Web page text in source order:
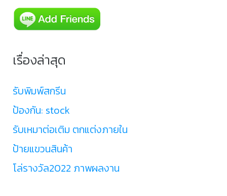
เรื่องล่าสุด
รับพิมพ์สกรีน
ป้องกัน: stock
รับเหมาต่อเติม ตกแต่งภายใน
ป้ายแขวนสินค้า
โล่รางวัล2022 ภาพผลงาน